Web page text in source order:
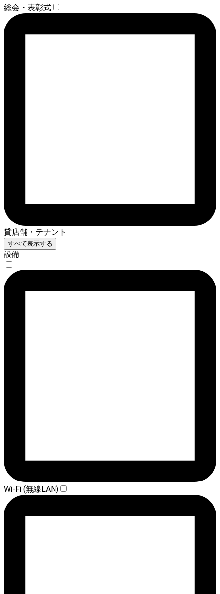
総会・表彰式
貸店舗・テナント
すべて表示する
設備
Wi-Fi (無線LAN)